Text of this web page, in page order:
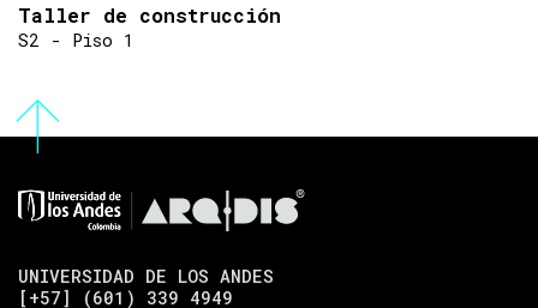
Taller de construcción
S2 - Piso 1
UNIVERSIDAD DE LOS ANDES
[+57] (601) 339 4949